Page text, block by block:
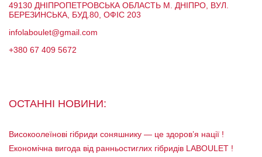
49130 ДНІПРОПЕТРОВСЬКА ОБЛАСТЬ М. ДНІПРО, ВУЛ.
БЕРЕЗИНСЬКА, БУД.80, ОФІС 203
infolaboulet@gmail.com
+380 67 409 5672
ОСТАННІ НОВИНИ:
Високоолеїнові гібриди соняшнику — це здоров’я нації !
Економічна вигода від ранньостиглих гібридів LABOULET !